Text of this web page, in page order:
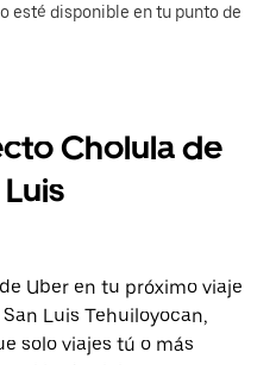
esté disponible en tu punto de
Cholula de
Uber en tu próximo viaje
Luis Tehuiloyocan,
solo viajes tú o más